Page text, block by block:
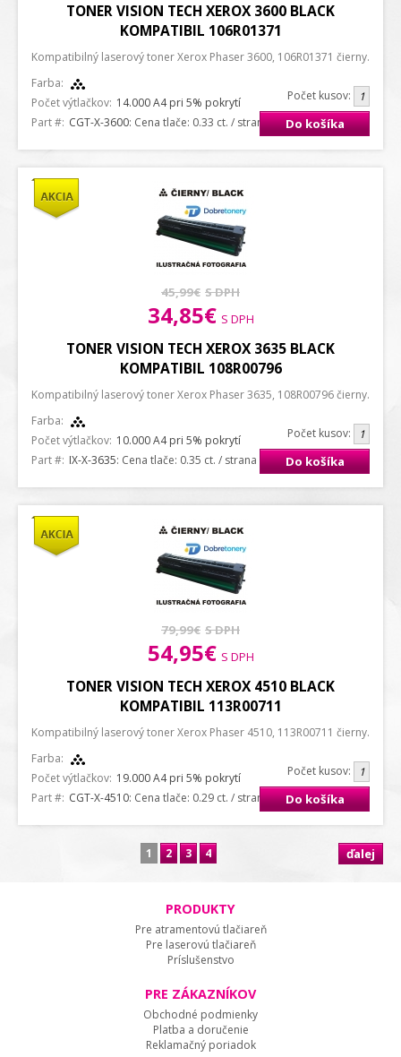
Počet kusov:
Do košíka
TONER VISION TECH XEROX 3600 BLACK
KOMPATIBIL 106R01371
Kompatibilný laserový toner Xerox Phaser 3600, 106R01371 čierny.
Farba:
Počet výtlačkov: 14.000 A4 pri 5% pokrytí
Part #: CGT-X-3600: Cena tlače: 0.33 ct. / strana A4
45,99€ S DPH
34,85€ S DPH
Počet kusov:
Do košíka
TONER VISION TECH XEROX 3635 BLACK
KOMPATIBIL 108R00796
Kompatibilný laserový toner Xerox Phaser 3635, 108R00796 čierny.
Farba:
Počet výtlačkov: 10.000 A4 pri 5% pokrytí
Part #: IX-X-3635: Cena tlače: 0.35 ct. / strana A4
79,99€ S DPH
54,95€ S DPH
Počet kusov:
Do košíka
TONER VISION TECH XEROX 4510 BLACK
KOMPATIBIL 113R00711
Kompatibilný laserový toner Xerox Phaser 4510, 113R00711 čierny.
Farba:
Počet výtlačkov: 19.000 A4 pri 5% pokrytí
Part #: CGT-X-4510: Cena tlače: 0.29 ct. / strana A4
1 2 3 4 ďalej
PRODUKTY
Pre atramentovú tlačiareň
Pre laserovú tlačiareň
Príslušenstvo
PRE ZÁKAZNÍKOV
Obchodné podmienky
Platba a doručenie
Reklamačný poriadok